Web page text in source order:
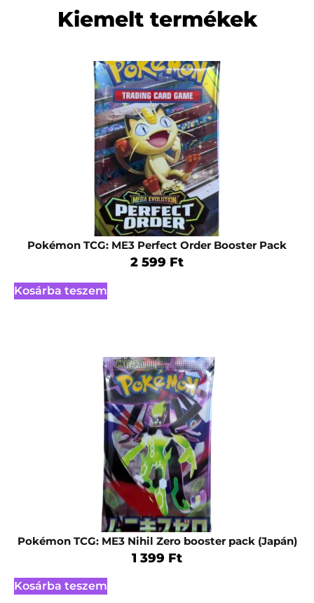
Kiemelt termékek
Pokémon TCG: ME3 Perfect Order Booster Pack
2 599 Ft
Kosárba teszem
Pokémon TCG: ME3 Nihil Zero booster pack (Japán)
1 399 Ft
Kosárba teszem